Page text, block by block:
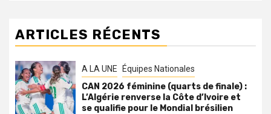
ARTICLES RÉCENTS
A LA UNE Équipes Nationales
CAN 2026 féminine (quarts de finale) :
L’Algérie renverse la Côte d’Ivoire et
se qualifie pour le Mondial brésilien